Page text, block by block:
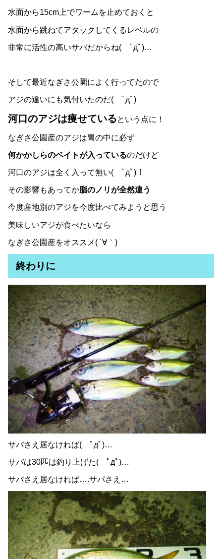
水面から15cm上でワームを止めておくと
水面から跳ねてアタックしてくるレベルの
非常に活性の高いサバだからね( ﾟдﾟ)…
そして最近なぎさ公園によく行ってたので
アジの違いにも気付いたのだ( ﾟдﾟ)
河口のアジは痩せているという点に！
なぎさ公園産のアジは胃の中に必ず
何かかしらのベイトが入っているのだけど
河口のアジは全く入って無い( ﾟдﾟ)！
その影響もあってか脂のノリが全然違う
今度産地別のアジを今度比べてみようと思う
美味しいアジが食べたいなら
なぎさ公園産をオススメ( ´∀｀)
終わりに
サバさえ居なければ( ﾟдﾟ)…
サバは30匹は釣り上げた( ﾟдﾟ)…
サバさえ居なければ….サバさえ…